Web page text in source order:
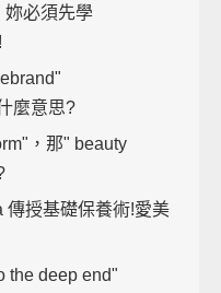
妳必須先學
麼意思?
，那" beauty
傳授基礎保養術!愛美
the deep end"